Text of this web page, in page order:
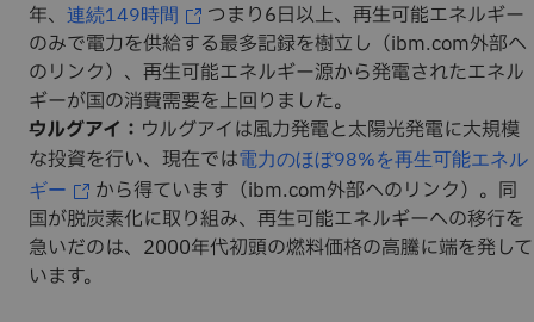
年、 連続149時間
つまり6日以上、再生可能エネルギー
のみで電力を供給する最多記録を樹立し（ibm.com外部へ
のリンク）、再生可能エネルギー源から発電されたエネル
ギーが国の消費需要を上回りました。
ウルグアイ： ウルグアイは風力発電と太陽光発電に大規模
な投資を行い、現在では電力のほぼ98%を再生可能エネル
ギー
から得ています（ibm.com外部へのリンク）。同
国が脱炭素化に取り組み、再生可能エネルギーへの移行を
急いだのは、2000年代初頭の燃料価格の高騰に端を発して
います。